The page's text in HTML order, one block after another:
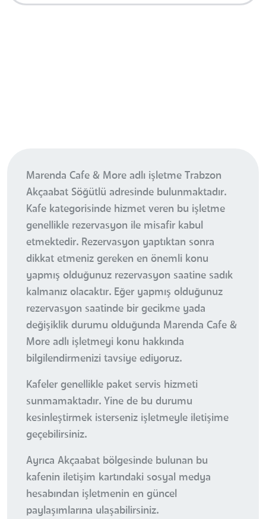
Marenda Cafe & More adlı işletme Trabzon
Akçaabat Söğütlü adresinde bulunmaktadır.
Kafe kategorisinde hizmet veren bu işletme
genellikle rezervasyon ile misafir kabul
etmektedir. Rezervasyon yaptıktan sonra
dikkat etmeniz gereken en önemli konu
yapmış olduğunuz rezervasyon saatine sadık
kalmanız olacaktır. Eğer yapmış olduğunuz
rezervasyon saatinde bir gecikme yada
değişiklik durumu olduğunda Marenda Cafe &
More adlı işletmeyi konu hakkında
bilgilendirmenizi tavsiye ediyoruz.
Kafeler genellikle paket servis hizmeti
sunmamaktadır. Yine de bu durumu
kesinleştirmek isterseniz işletmeyle iletişime
geçebilirsiniz.
Ayrıca Akçaabat bölgesinde bulunan bu
kafenin iletişim kartındaki sosyal medya
hesabından işletmenin en güncel
paylaşımlarına ulaşabilirsiniz.